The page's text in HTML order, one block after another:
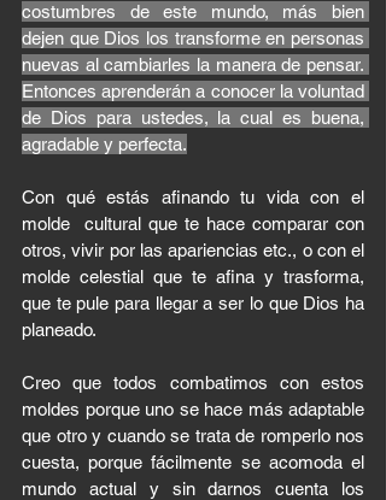
costumbres de este mundo, más bien
dejen que Dios los transforme en personas
nuevas al cambiarles la manera de pensar.
Entonces aprenderán a conocer la voluntad
de Dios para ustedes, la cual es buena,
agradable y perfecta.
Con qué estás afinando tu vida con el
molde  cultural que te hace comparar con
otros, vivir por las apariencias etc., o con el
molde celestial que te afina y trasforma,
que te pule para llegar a ser lo que Dios ha
planeado.
Creo que todos combatimos con estos
moldes porque uno se hace más adaptable
que otro y cuando se trata de romperlo nos
cuesta, porque fácilmente se acomoda el
mundo actual y sin darnos cuenta los